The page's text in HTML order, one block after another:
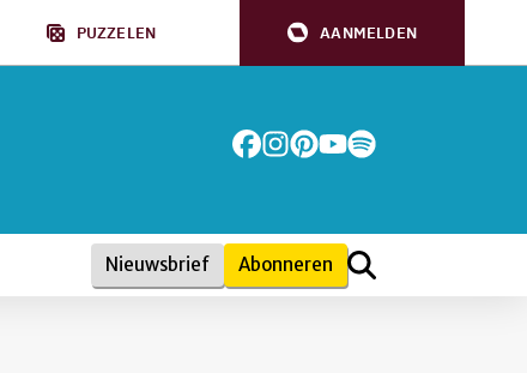
PUZZELEN AANMELDEN
Nieuwsbrief Abonneren